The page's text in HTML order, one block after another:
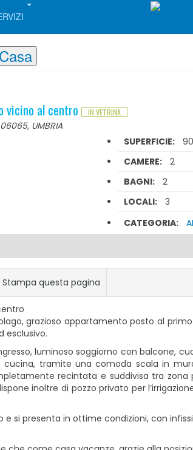
vicino al centro IN VETRINA
UMBRIA
SUPERFICIE:
CAMERE:
2
BAGNI:
2
LOCALI:
3
CATEGORIA:
Stampa questa pagina
grazioso appartamento posto al
esclusivo.
luminoso soggiorno con balcone,
tramite una comoda scala in
recintata e suddivisa tra zona
inoltre di pozzo privato per
si presenta in ottime condizioni, con